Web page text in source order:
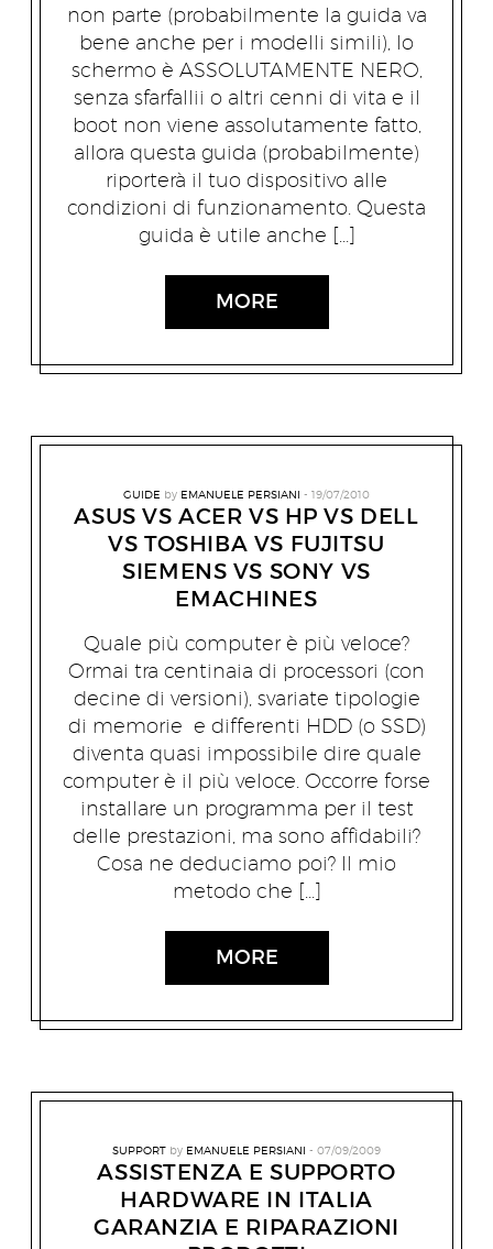
non parte (probabilmente la guida va
bene anche per i modelli simili), lo
schermo è ASSOLUTAMENTE NERO,
senza sfarfallii o altri cenni di vita e il
boot non viene assolutamente fatto,
allora questa guida (probabilmente)
riporterà il tuo dispositivo alle
condizioni di funzionamento. Questa
guida è utile anche […]
MORE
GUIDE by EMANUELE PERSIANI 19/07/2010
ASUS VS ACER VS HP VS DELL
VS TOSHIBA VS FUJITSU
SIEMENS VS SONY VS
EMACHINES
Quale più computer è più veloce?
Ormai tra centinaia di processori (con
decine di versioni), svariate tipologie
di memorie e differenti HDD (o SSD)
diventa quasi impossibile dire quale
computer è il più veloce. Occorre forse
installare un programma per il test
delle prestazioni, ma sono affidabili?
Cosa ne deduciamo poi? Il mio
metodo che […]
MORE
SUPPORT by EMANUELE PERSIANI 07/09/2009
ASSISTENZA E SUPPORTO
HARDWARE IN ITALIA
GARANZIA E RIPARAZIONI